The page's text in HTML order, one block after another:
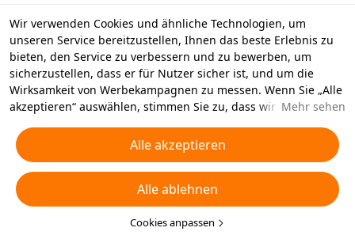
Wir verwenden Cookies und ähnliche Technologien, um
unseren Service bereitzustellen, Ihnen das beste Erlebnis zu
bieten, den Service zu verbessern und zu bewerben, um
sicherzustellen, dass er für Nutzer sicher ist, und um die
Wirksamkeit von Werbekampagnen zu messen. Wenn Sie „Alle
akzeptieren“ auswählen, stimmen Sie zu, dass wir und die
ähnliche Technologien für Werbezwecke auf Ihrem Gerät
speichern. Alternativ können Sie auch über „Alle ablehnen“
nicht notwendige Cookies ablehnen oder auswählen, welche
Arten von Cookies Sie akzeptieren oder deaktivieren möchten,
indem Sie unten oder jederzeit in Ihren
Datenschutzeinstellungen auf „Cookies anpassen“ klicken.
Mehr sehen
Alle akzeptieren
Alle ablehnen
Cookies anpassen